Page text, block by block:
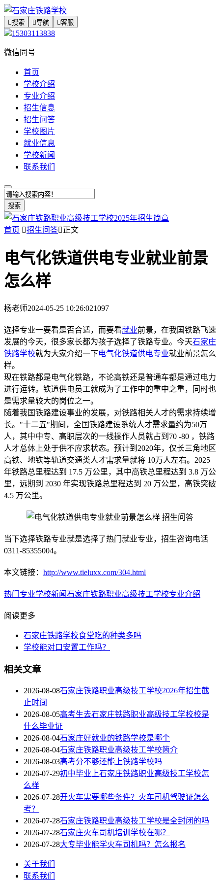
搜索 导航 客服
15303113838
微信同号
首页
学校介绍
专业介绍
招生信息
招生问答
学校图片
就业信息
学校新闻
联系我们
搜索
首页 招生问答正文
电气化铁道供电专业就业前景
怎么样
杨老师2024-05-25 10:26:021097
选择专业一要看是否合适，而要看就业前景，在我国铁路飞速
发展的今天，很多家长都为孩子选择了铁路专业。今天石家庄
铁路学校就为大家介绍一下电气化铁道供电专业就业前景怎么
样。
现在铁路都是电气化铁路，不论高铁还是普通车都是通过电力
进行运转。铁道供电员工就成为了工作中的重中之重，同时也
是需求量较大的岗位之一。
随着我国铁路建设事业的发展，对铁路相关人才的需求持续增
长。"十二五"期间，全国铁路建设系统人才需求量约为50万
人，其中中专、高职层次的一线操作人员就占到70 -80 ，铁路
人才总体上处于供不应求状态。预计到2020年，仅长三角地区
高铁、地铁等轨道交通类人才需求量就将 10万人左右。2025
年铁路总里程达到 17.5 万公里，其中高铁总里程达到 3.8 万公
里，远期到 2030 年实现铁路总里程达到 20 万公里，高铁突破
4.5 万公里。
当下选择铁路专业就是选择了热门就业专业，招生咨询电话
0311-85355004。
本文链接： http://www.tieluxx.com/304.html
热门专业学校新闻石家庄铁路职业高级技工学校专业介绍
阅读更多
石家庄铁路学校食堂吃的种类多吗
学校能对口安置工作吗？
相关文章
2026-08-08石家庄铁路职业高级技工学校2026年招生截
止时间
2026-08-05高考生去石家庄铁路职业高级技工学校校是
什么毕业证
2026-08-04石家庄好就业的铁路学校是哪个
2026-08-04石家庄铁路职业高级技工学校简介
2026-08-03高考分不够还能上铁路学校吗
2026-07-29初中毕业上石家庄铁路职业高级技工学校怎
么样
2026-07-28开火车需要哪些条件？火车司机驾驶证怎么
考？
2026-07-28石家庄铁路职业高级技工学校是全封闭的吗
2026-07-28石家庄火车司机培训学校在哪？
2026-07-28大专毕业能学火车司机吗？怎么报名
关于我们
联系我们